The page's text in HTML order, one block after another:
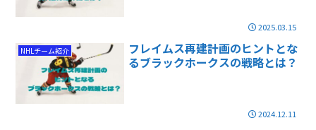
2025.03.15
NHLチーム紹介
フレイムス再建計画のヒントとな
るブラックホークスの戦略とは？
2024.12.11